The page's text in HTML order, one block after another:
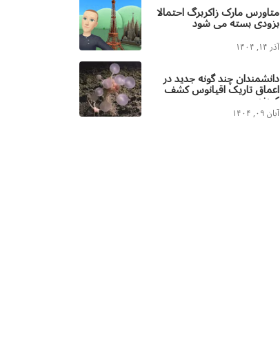
متاورس مارک زاکربرگ احتمالا
بزودی بسته می شود
آذر ۱۴, ۱۴۰۴
دانشمندان چند گونه جدید در
اعماق تاریک اقیانوس کشف
کردند
آبان ۰۹, ۱۴۰۴